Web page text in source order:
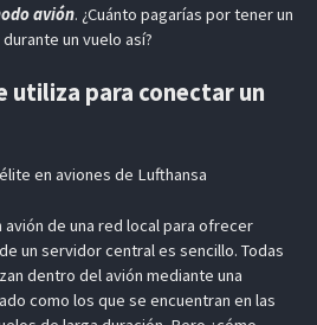
avión. ¿Cuánto pagarías por tener un
un vuelo así?
utiliza para conectar un
de una red local para ofrecer
un servidor central es sencillo. Todas
dentro del avión mediante una
como los que se encuentran en las